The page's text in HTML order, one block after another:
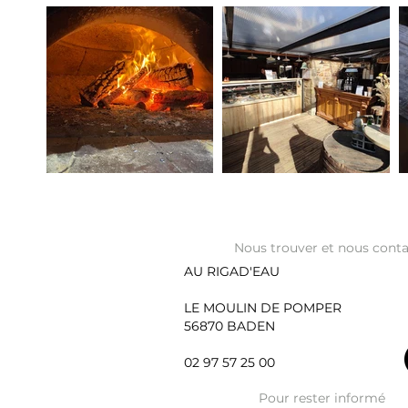
Nous trouver et nous
AU RIGAD'EAU
LE MOULIN DE POMPER
56870 BADEN
02 97 57 25 00
Pour rester informé